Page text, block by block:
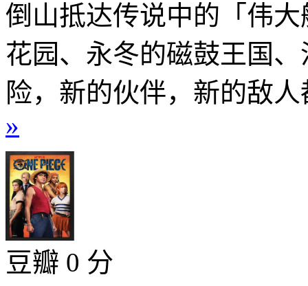
倒山抵达传说中的「伟
花园、永冬的磁鼓王国
险，新的伙伴，新的敌
»
豆瓣 0 分